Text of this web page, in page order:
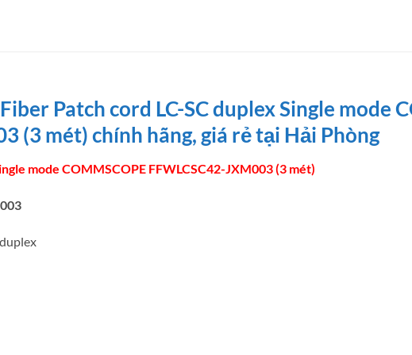
Patch cord LC-SC duplex Single mode
(3 mét) chính hãng, giá rẻ tại Hải Phòng
mode COMMSCOPE FFWLCSC42-JXM003 (3 mét)